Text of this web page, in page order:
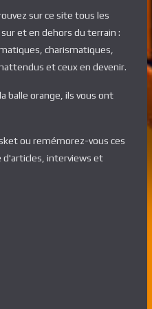
sur ce site tous les
et en dehors du terrain :
charismatiques,
et ceux en devenir.
balle orange, ils vous ont
ou remémorez-vous ces
interviews et